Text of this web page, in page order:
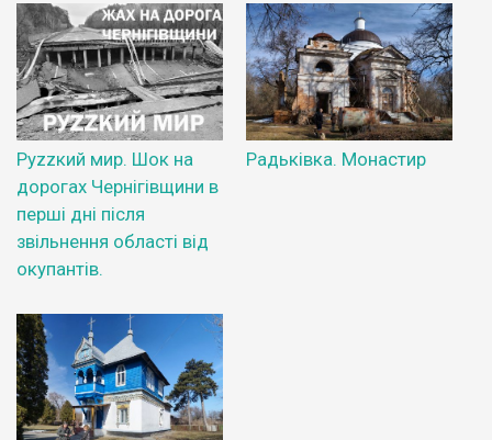
Руzzкий мир. Шок на
дорогах Чернігівщини в
перші дні після
звільнення області від
окупантів.
Радьківка. Монастир